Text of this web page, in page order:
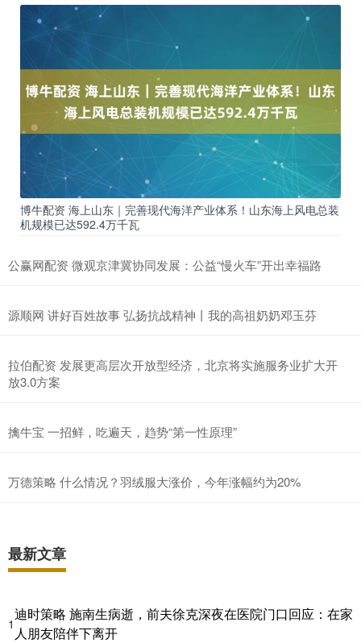
博牛配资 海上山东｜完善现代海洋产业体系！山东海上风电总装
机规模已达592.4万千瓦
公赢网配资 微观京津冀协同发展：公益“慢火车”开出幸福路
源顺网 讲好百姓故事 弘扬抗战精神丨我的高祖奶奶邓玉芬
拉伯配资 发展更高层次开放型经济，北京将实施服务业扩大开
放3.0方案
擒牛宝 一招鲜，吃遍天，趋势“第一性原理”
万德策略 什么情况？羽绒服大涨价，今年涨幅约为20%
最新文章
1
迪时策略 施南生病逝，前夫徐克深夜在医院门口回应：在家
人朋友陪伴下离开